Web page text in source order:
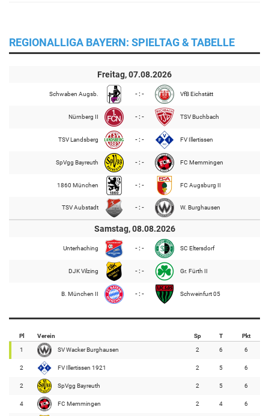
REGIONALLIGA BAYERN: SPIELTAG & TABELLE
Freitag, 07.08.2026
Schwaben Augsb. - : - VfB Eichstätt
Nürnberg II - : - TSV Buchbach
TSV Landsberg - : - FV Illertissen
SpVgg Bayreuth - : - FC Memmingen
1860 München - : - FC Augsburg II
TSV Aubstadt - : - W. Burghausen
Samstag, 08.08.2026
Unterhaching - : - SC Eltersdorf
DJK Vilzing - : - Gr. Fürth II
B. München II - : - Schweinfurt 05
Pl Verein Sp T Pkt
1 SV Wacker Burghausen 2 6 6
2 FV Illertissen 1921 2 5 6
2 SpVgg Bayreuth 2 5 6
4 FC Memmingen 2 4 6